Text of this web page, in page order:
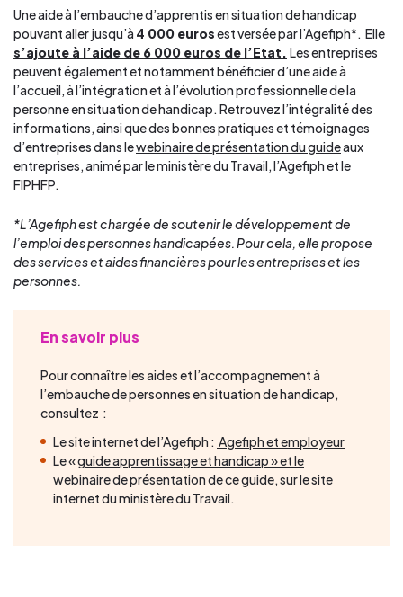
Une aide à l’embauche d’apprentis en situation de handicap
pouvant aller jusqu’à 4 000 eurosest versée parl’Agefiph*. Elle
s’ajoute à l’aide de 6 000 euros de l’Etat. Les entreprises
peuvent également et notamment bénéficier d’une aide à
l’accueil, à l’intégration et à l’évolution professionnelle de la
personne en situation de handicap. Retrouvez l’intégralité des
informations, ainsi que des bonnes pratiques et témoignages
d’entreprises dans lewebinaire de présentation du guideaux
entreprises, animé par le ministère du Travail, l’Agefiph et le
FIPHFP.
*L’Agefiph est chargée de soutenir le développement de
l’emploi des personnes handicapées. Pour cela, elle propose
des services et aides financières pour les entreprises et les
personnes.
En savoir plus
Pour connaître les aides et l’accompagnement à
l’embauche de personnes en situation de handicap,
consultez :
Le site internet de l’Agefiph : Agefiph et employeur
Le «guide apprentissage et handicap » et le
webinaire de présentationde ce guide, sur le site
internet du ministère du Travail.